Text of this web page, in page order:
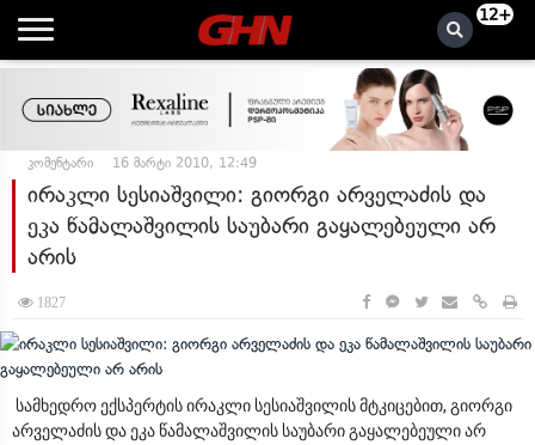
12+
კომენტარი 16 მარტი 2010, 12:49
ირაკლი სესიაშვილი: გიორგი არველაძის და
ეკა წამალაშვილის საუბარი გაყალებეული არ
არის
1827
სამხედრო ექსპერტის ირაკლი სესიაშვილის მტკიცებით, გიორგი
არველაძის და ეკა წამალაშვილის საუბარი გაყალებეული არ